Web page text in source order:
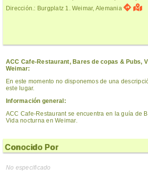
Dirección.: Burgplatz 1. Weimar, Alemania
ACC Cafe-Restaurant, Bares de copas & Pubs,
Weimar:
En este momento no disponemos de una
este lugar.
Información general:
ACC Cafe-Restaurant se encuentra en la guía de
Vida nocturna en Weimar.
Conocido Por
No especificado